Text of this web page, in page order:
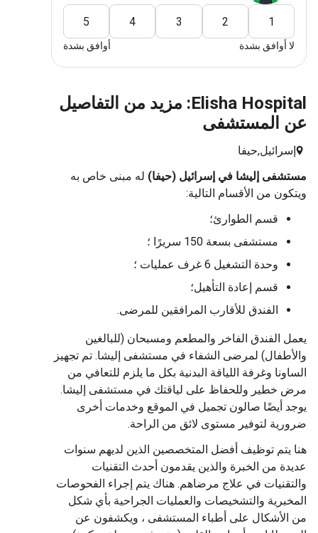
1
2
3
4
5
لا أوافق بشدة أوافق بشدة
Elisha Hospital: مزيد من التفاصيل
عن المستشفى
إسرائيل,حيفا
مستشفى إليشا في إسرائيل (حيفا) له مبنى خاص به
ويتكون من الأقسام التالية:
قسم الطوارئ؛
مستشفى بسعة 150 سريرًا ؛
وحدة التشغيل 6 غرف عمليات ؛
قسم إعادة التأهيل؛
الفندق للأقارب المرافقين للمرضى.
يعمل الفندق الفاخر والمطعم ومسبحان (للبالغين
والأطفال) لمرضى الشفاء في مستشفى إليشا. تم تجهيز
الساونا وغرفة اللياقة البدنية بكل ما يلزم للتعافي من
مرض خطير وللحفاظ على لياقتك في مستشفى إليشا.
يوجد أيضًا صالون تجميل في الموقع وخدمات أخرى
ضرورية لتوفير مستوى لائق من الراحة.
هنا يتم توظيف أفضل المتخصصين الذين لديهم سنوات
عديدة من الخبرة والذين يقدمون أحدث التقنيات
والتقنيات في علاج مرضاهم. هناك يتم إجراء الفحوصات
المخبرية والتشخيصات والعمليات الجراحية بأي شكل
من الأشكال على أطباء المستشفى ، ويكشفون عن